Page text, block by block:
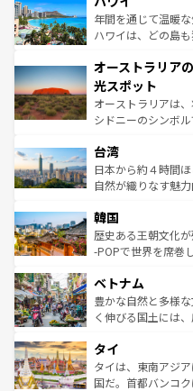
ンメントが詰まっ
西部には大自然が
部のニューオーリ
文化が魅力。旅行
しみながら、その
るだろう。車での
情報は
年間を通じて温暖
ハワイは、どの島
ワイ島は見逃せな
島だが、静かな自
おすすめ。エメラ
文化や歴史が息づ
人々、おいしいロ
ク、伝統的なフラ
っている。訪れる
はコンテンツ一覧
オーストラリア
光スポット
オーストラリアは
シドニーのシンボ
リアリーフや大陸
ク）、タスマニア
ど、見どころがた
いる。アクティビ
ビング、ハイキン
い。オーストラリ
参照してほしい。
台湾
日本から約４時間
自然が織りなす魅
ン）、静ひつな山岳
と山間の静けさが
驚きをもたらして
容にもいいと評判の
が味わえ
照してほしい。
韓国
歴史ある王朝文化
-POPで世界を席巻
き、地方に足を延ば
できる。そして、
まで、さまざまな
リティに包まれな
覧を参照してほしい
ベトナム
豊かな自然と多様
く伸びる国土には
急速な発展と共に
ーチミン市のフラ
醸し出している。
タイ
タイは、東南アジ
国だ。首都バンコ